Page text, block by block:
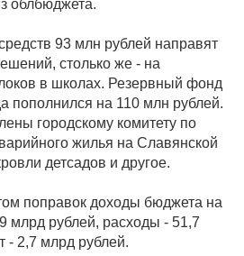
облбюджета.
93 млн рублей направят
столько же - на
в школах. Резервный фонд
пополнился на 110 млн рублей.
городскому комитету по
жилья на Славянской
детсадов и другое.
поправок доходы бюджета на
млрд рублей, расходы - 51,7
- 2,7 млрд рублей.